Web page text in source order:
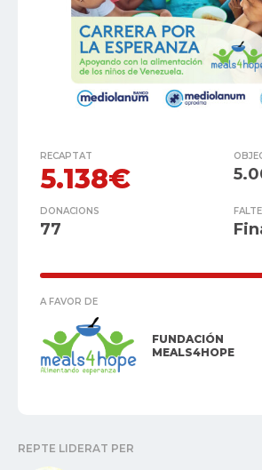
RECAPTAT
5.138€
DONACIONS
77
A FAVOR DE
FUNDACIÓN
MEALS4HOPE
REPTE LIDERAT PER